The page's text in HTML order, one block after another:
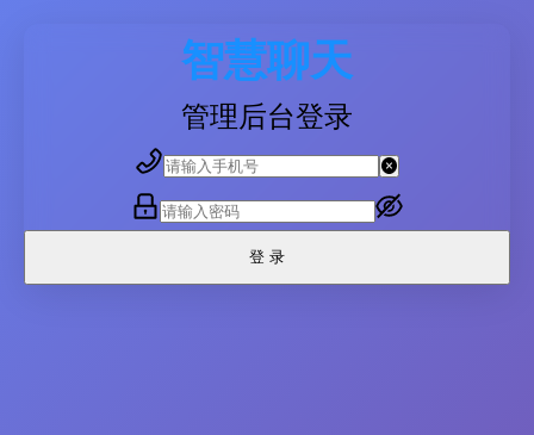
智慧聊天
管理后台登录
登 录